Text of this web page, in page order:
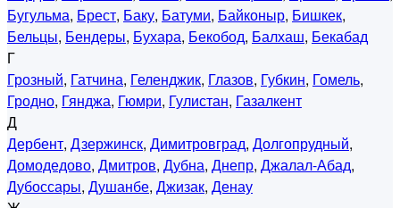
Бугульма, Брест, Баку, Батуми, Байконыр, Бишкек,
Бельцы, Бендеры, Бухара, Бекобод, Балхаш, Бекабад
Г
Грозный, Гатчина, Геленджик, Глазов, Губкин, Гомель,
Гродно, Гянджа, Гюмри, Гулистан, Газалкент
Д
Дербент, Дзержинск, Димитровград, Долгопрудный,
Домодедово, Дмитров, Дубна, Днепр, Джалал-Абад,
Дубоссары, Душанбе, Джизак, Денау